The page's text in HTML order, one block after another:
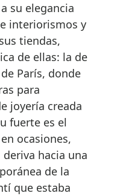
su elegancia
interiorismos y
tiendas,
de ellas: la de
París, donde
para
joyería creada
fuerte es el
ocasiones,
hacia una
de la
que estaba